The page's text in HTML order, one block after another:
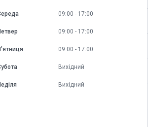
09:00 17:00
09:00 17:00
09:00 17:00
Вихідний
Вихідний